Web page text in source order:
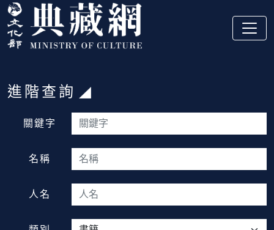
跳到主要內容
:::
:::
進階查詢
關鍵字
名稱
人名